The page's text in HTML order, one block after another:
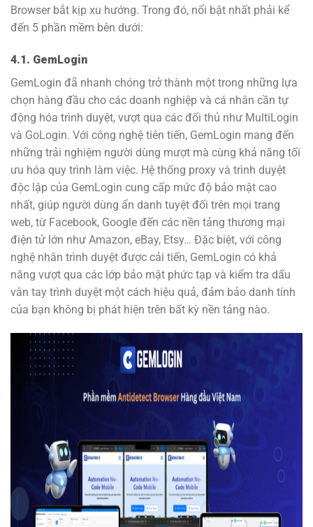
Browser bắt kịp xu hướng. Trong đó, nổi bật nhất phải kể
đến 5 phần mềm bên dưới:
4.1. GemLogin
GemLogin đã nhanh chóng trở thành một trong những lựa
chọn hàng đầu cho các doanh nghiệp và cá nhân cần tự
động hóa trình duyệt, vượt qua các đối thủ như MultiLogin
và GoLogin. Với công nghệ tiên tiến, GemLogin mang đến
những trải nghiệm người dùng mượt mà cùng khả năng tối
ưu hóa quy trình làm việc. Hệ thống proxy và trình duyệt
độc lập của GemLogin cung cấp mức độ bảo mật cao
nhất, giúp người dùng ẩn danh tuyệt đối trên mọi trang
web, từ Facebook, Google đến các nền tảng thương mại
điện tử lớn như Amazon, eBay, Etsy… Đặc biệt, với công
nghệ nhân trình duyệt được cải tiến, GemLogin có khả
năng vượt qua các lớp bảo mật phức tạp và kiểm tra dấu
vân tay trình duyệt một cách hiệu quả, đảm bảo danh tính
của bạn không bị phát hiện trên bất kỳ nền tảng nào.